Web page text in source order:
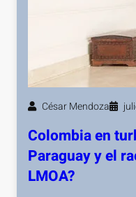
César Mendoza
Colombia en
Paraguay y el
LMOA?